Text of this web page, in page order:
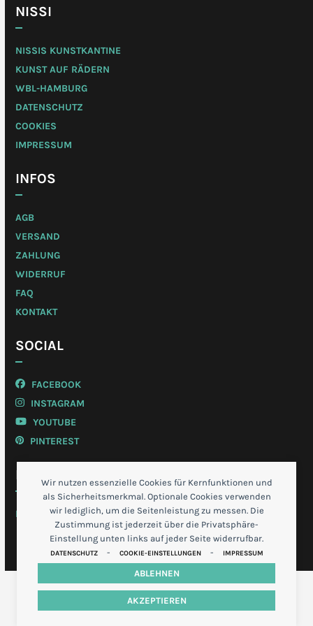
Wir nutzen essenzielle Cookies für Kernfunktionen und
als Sicherheitsmerkmal. Optionale Cookies verwenden
wir lediglich, um die Seitenleistung zu messen. Die
Zustimmung ist jederzeit über die Privatsphäre-
Einstellung unten links auf jeder Seite widerrufbar.
DATENSCHUTZ - COOKIE-EINSTELLUNGEN - IMPRESSUM
AKZEPTIEREN
ABLEHNEN
NISSI
NISSIS KUNSTKANTINE
KUNST AUF RÄDERN
WBL-HAMBURG
DATENSCHUTZ
COOKIES
IMPRESSUM
INFOS
AGB
VERSAND
ZAHLUNG
WIDERRUF
FAQ
KONTAKT
SOCIAL
FACEBOOK
INSTAGRAM
YOUTUBE
PINTEREST
MEIN KONTO
LOGIN